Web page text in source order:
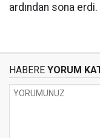
ardından sona erdi.
HABERE YORUM